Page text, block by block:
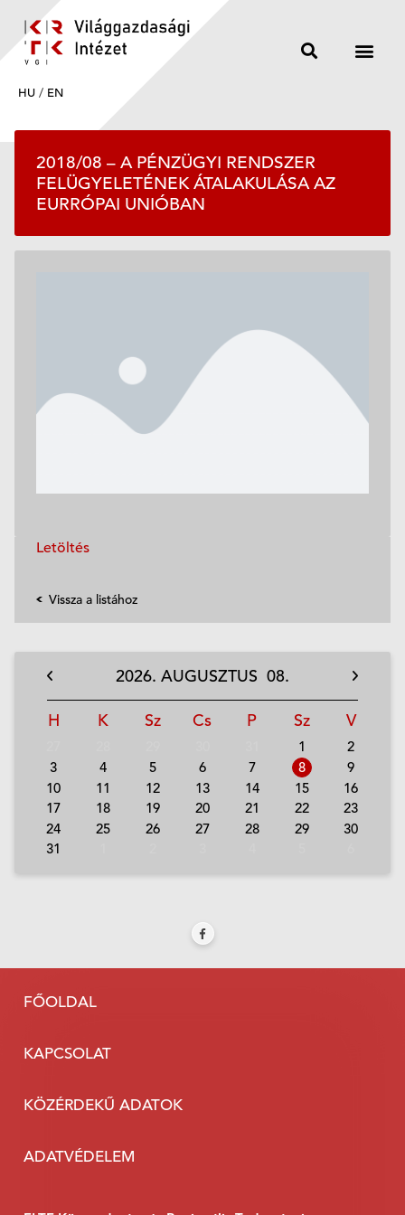
HU / EN
2018/08 – A PÉNZÜGYI RENDSZER
FELÜGYELETÉNEK ÁTALAKULÁSA AZ
EURRÓPAI UNIÓBAN
Letöltés
Vissza a listához
2026. AUGUSZTUS 08.
H K Sz Cs P Sz V
1
2
3
4 5 6 7 8
9
10
11 12 13 14 15
16
17
18 19 20 21 22
23
24
25 26 27 28 29
30
31
FŐOLDAL
KAPCSOLAT
KÖZÉRDEKŰ ADATOK
ADATVÉDELEM